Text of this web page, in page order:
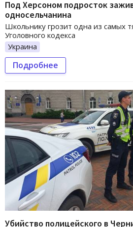
Под Херсоном подросток
односельчанина
Школьнику грозит одна из самых
Уголовного кодекса
Украина
Подробнее
Убийство полицейского в